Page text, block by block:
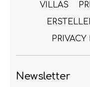
VILLAS
Newsletter